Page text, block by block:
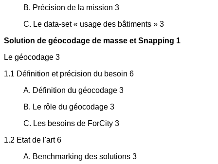
B. Précision de la mission 3
C. Le data-set « usage des bâtiments » 3
Solution de géocodage de masse et Snapping 1
Le géocodage 3
1.1 Définition et précision du besoin 6
A. Définition du géocodage 3
B. Le rôle du géocodage 3
C. Les besoins de ForCity 3
1.2 Etat de l'art 6
A. Benchmarking des solutions 3